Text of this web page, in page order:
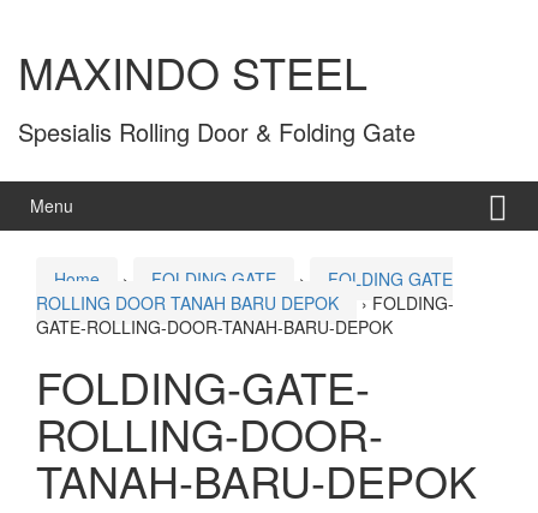
MAXINDO STEEL
Spesialis Rolling Door & Folding Gate
Menu
Home › FOLDING GATE ›
FOLDING GATE
ROLLING DOOR TANAH BARU DEPOK
› FOLDING-
GATE-ROLLING-DOOR-TANAH-BARU-DEPOK
FOLDING-GATE-
ROLLING-DOOR-
TANAH-BARU-DEPOK